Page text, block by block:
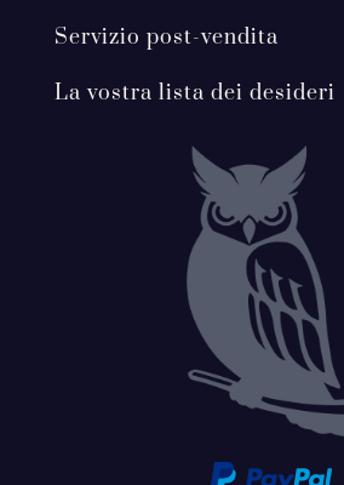
Servizio post-vendita
La vostra lista dei desideri